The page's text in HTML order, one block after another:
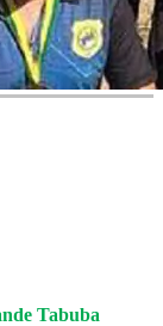
Tabuba